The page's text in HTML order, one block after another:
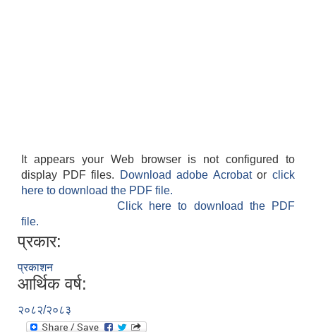
It appears your Web browser is not configured to
display PDF files.
Download adobe Acrobatorclick
here to download the PDF file.
Click here to download the PDF
file.
प्रकार:
प्रकाशन
आर्थिक वर्ष:
२०८२/२०८३